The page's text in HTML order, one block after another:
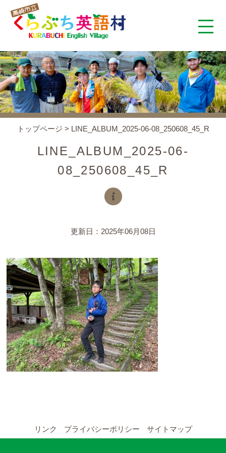
くらぶち英語村とは
コンセプト
アクセス
スタッフ紹介
YouTubeチャンネル
通年コース
週末コース
短期コース
留学コースのご案内
トップページ > LINE_ALBUM_2025-06-08_250608_45_R
LINE_ALBUM_2025-06-
08_250608_45_R
更新日：2025年06月08日
リンク プライバシーポリシー サイトマップ